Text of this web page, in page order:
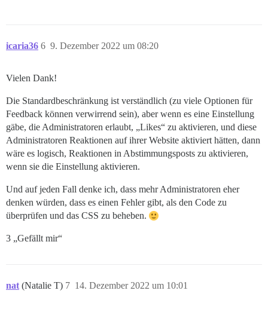
icaria36 9. Dezember 2022 um 08:20
6
Vielen Dank!
Die Standardbeschränkung ist verständlich (zu viele Optionen für
Feedback können verwirrend sein), aber wenn es eine Einstellung
gäbe, die Administratoren erlaubt, „Likes“ zu aktivieren, und diese
Administratoren Reaktionen auf ihrer Website aktiviert hätten, dann
wäre es logisch, Reaktionen in Abstimmungsposts zu aktivieren,
wenn sie die Einstellung aktivieren.
Und auf jeden Fall denke ich, dass mehr Administratoren eher
denken würden, dass es einen Fehler gibt, als den Code zu
überprüfen und das CSS zu beheben.
3 „Gefällt mir“
nat (Natalie T) 14. Dezember 2022 um 10:01
7